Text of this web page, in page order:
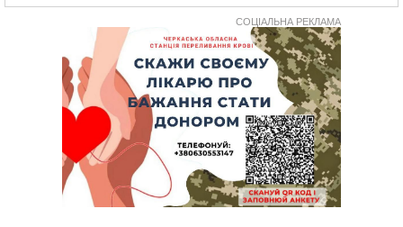
11:35 Від 80 гривень за кілограм: в Україні прогнозують
стрибок цін на гречку
Захисника зі Звенигородщини, який обороняв
Авдіївку, нагородили “Комбатантським хрестом”
На Черкащині п’яний мотоцикліст зіткнувся з
мопедом: двоє людей у лікарні
Ветерани МСК “Дніпро” вибороли бронзу чемпіонату
України
На Уманщині підрядника зобов’язали сплатити понад
670 тис грн штрафу за незаконні зміни до договору
СОЦІАЛЬНА РЕКЛАМА